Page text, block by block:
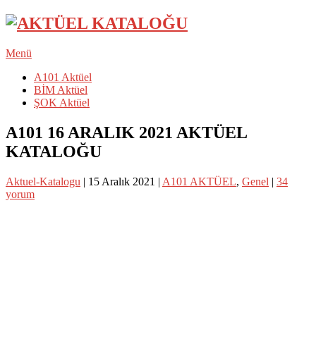
Menü
A101 Aktüel
BİM Aktüel
ŞOK Aktüel
A101 16 ARALIK 2021 AKTÜEL
KATALOĞU
Aktuel-Katalogu | 15 Aralık 2021 | A101 AKTÜEL, Genel | 34
yorum